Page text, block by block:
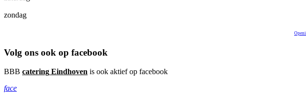
zondag
Volg ons ook op facebook
BBB catering Eindhoven is ook aktief op facebook
face